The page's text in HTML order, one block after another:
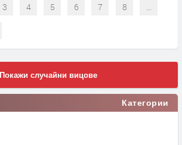
3 4 5 6 7 8
Покажи случайни вицове
Категории